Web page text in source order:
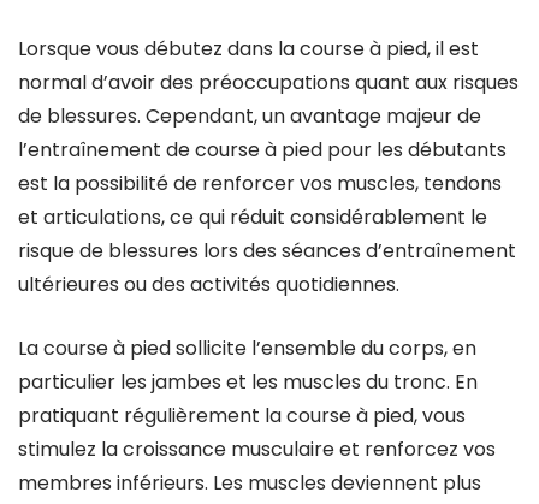
Lorsque vous débutez dans la course à pied, il est
normal d’avoir des préoccupations quant aux risques
de blessures. Cependant, un avantage majeur de
l’entraînement de course à pied pour les débutants
est la possibilité de renforcer vos muscles, tendons
et articulations, ce qui réduit considérablement le
risque de blessures lors des séances d’entraînement
ultérieures ou des activités quotidiennes.
La course à pied sollicite l’ensemble du corps, en
particulier les jambes et les muscles du tronc. En
pratiquant régulièrement la course à pied, vous
stimulez la croissance musculaire et renforcez vos
membres inférieurs. Les muscles deviennent plus